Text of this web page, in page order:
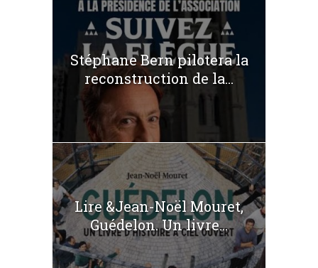
Stéphane Bern pilotera la
reconstruction de la...
Lire &Jean-Noël Mouret,
Guédelon. Un livre...